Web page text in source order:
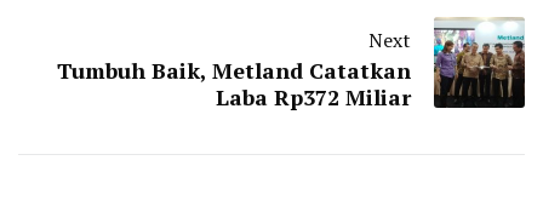
Next
Tumbuh Baik, Metland Catatkan
Laba Rp372 Miliar